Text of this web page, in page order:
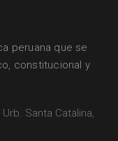
peruana que se
constitucional y
Santa Catalina,